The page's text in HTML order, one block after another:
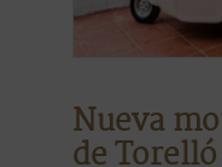
Nueva
de